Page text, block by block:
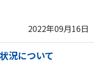
2022年09月16日
況について